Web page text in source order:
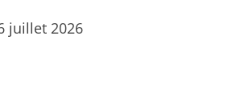
juillet 2026